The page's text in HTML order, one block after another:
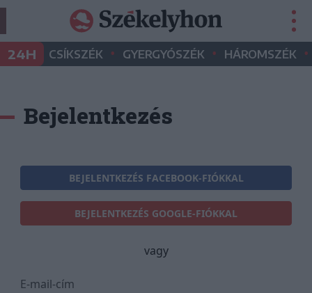
24H CSÍKSZÉK • GYERGYÓSZÉK • HÁROMSZÉK •
Bejelentkezés
BEJELENTKEZÉS FACEBOOK-FIÓKKAL
BEJELENTKEZÉS GOOGLE-FIÓKKAL
vagy
E-mail-cím